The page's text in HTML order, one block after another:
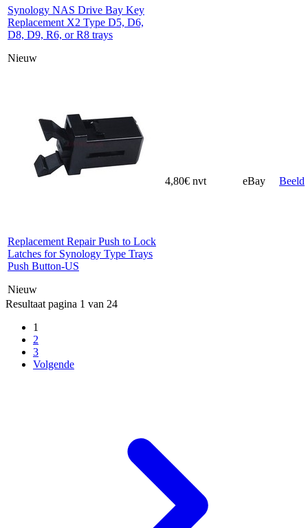
Synology NAS Drive Bay Key
Replacement X2 Type D5, D6,
D8, D9, R6, or R8 trays
Nieuw
Replacement Repair Push to Lock
Latches for Synology Type Trays
Push Button-US
Nieuw
4,80€ nvt eBay Beeld
Resultaat pagina 1 van 24
1
2
3
Volgende